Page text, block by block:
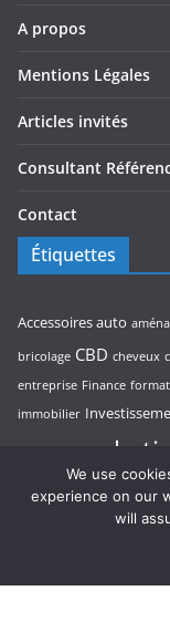
A propos
Mentions Légales
Articles invités
Consultant
Contact
Étiquettes
Accessoires auto
bricolage CBD cheveux
entreprise Finance
immobilier
photographe piscine
trading transport
We use
experience on our
will